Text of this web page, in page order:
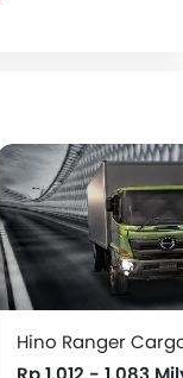
Hino Ranger